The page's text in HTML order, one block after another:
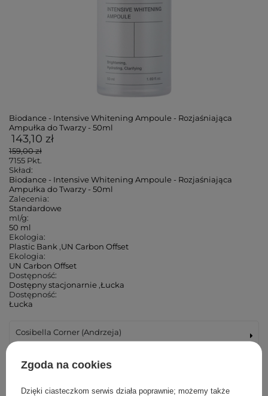
Biodance - Intensive Whitening Ampoule - Rozjaśniająca
Ampułka do Twarzy - 50ml
143,10 zł
159,00 zł
7155 Pkt.
Skład:
Biodance - Intensive Whitening Ampoule - Rozjaśniająca
Ampułka do Twarzy - 50ml
Zalecenia:
Standardowe
ml/g:
50 ml
Ekologia:
Plastic Bank ,UN Carbon Offset
Ekologia:
UN Carbon Offset
Dostępność:
Dostępny stacjonarnie ,Łucka
Dostępność:
Łucka
Cosibella Corner (Andrzeja)
Cosibella Corner (Łucka)
Cosibella Corner (Woronicza)
Zgoda na cookies
Dzięki ciasteczkom serwis działa poprawnie; możemy także